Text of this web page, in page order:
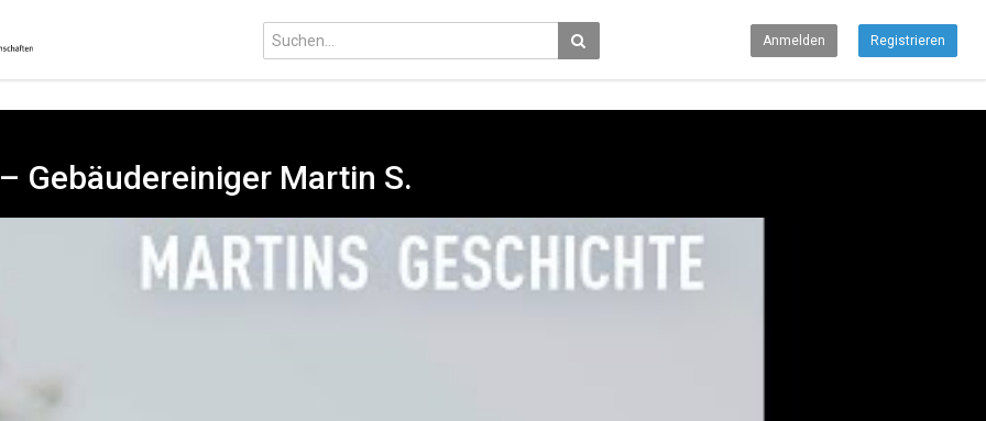
Anmelden Registrieren
Gebäudereiniger Martin S.